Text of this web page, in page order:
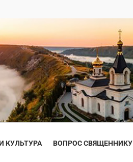
КУЛЬТУРА ВОПРОС СВЯЩЕННИКУ